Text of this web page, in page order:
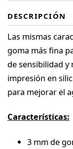
DESCRIPCIÓN
Las mismas
goma más fina
de sensibilidad y
impresión en
para mejorar el
Características:
3 mm de